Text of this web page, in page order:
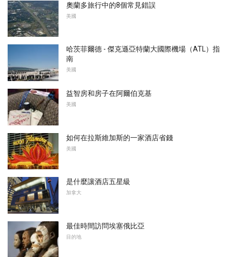
奧蘭多旅行中的8個常見錯誤
美國
哈茨菲爾德 - 傑克遜亞特蘭大國際機場（ATL）指
南
美國
益智房和房子在阿爾伯克基
美國
如何在拉斯維加斯的一家酒店省錢
美國
是什麼讓酒店五星級
加拿大
最佳時間訪問埃塞俄比亞
目的地